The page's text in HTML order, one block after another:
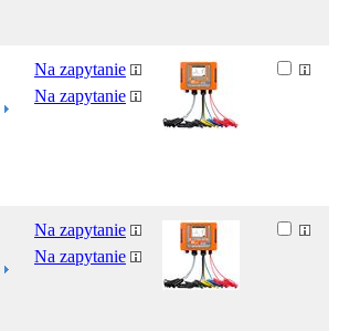
Na zapytanie
Na zapytanie
Na zapytanie
Na zapytanie